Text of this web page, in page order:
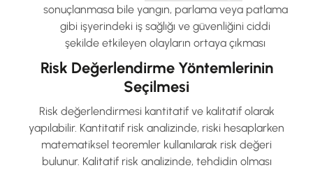
sonuçlanmasa bile yangın, parlama veya patlama
gibi işyerindeki iş sağlığı ve güvenliğini ciddi
şekilde etkileyen olayların ortaya çıkması
Risk Değerlendirme Yöntemlerinin
Seçilmesi
Risk değerlendirmesi kantitatif ve kalitatif olarak
yapılabilir. Kantitatif risk analizinde, riski hesaplarken
matematiksel teoremler kullanılarak risk değeri
bulunur. Kalitatif risk analizinde, tehdidin olması